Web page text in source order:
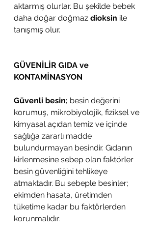
aktarmış olurlar. Bu şekilde bebek
daha doğar doğmaz dioksin ile
tanışmış olur.
GÜVENİLİR GIDA ve
KONTAMİNASYON
Güvenli besin; besin değerini
korumuş, mikrobiyolojik, fiziksel ve
kimyasal açıdan temiz ve içinde
sağlığa zararlı madde
bulundurmayan besindir. Gıdanın
kirlenmesine sebep olan faktörler
besin güvenliğini tehlikeye
atmaktadır. Bu sebeple besinler;
ekimden hasata, üretimden
tüketime kadar bu faktörlerden
korunmalıdır.